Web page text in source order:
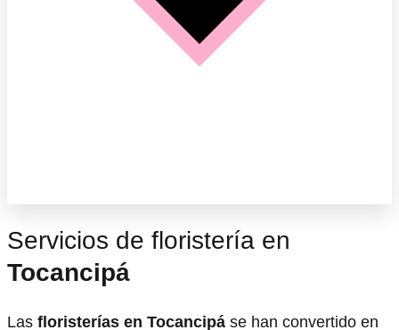
Servicios de floristería en
Tocancipá
Las floristerías en Tocancipá se han convertido en